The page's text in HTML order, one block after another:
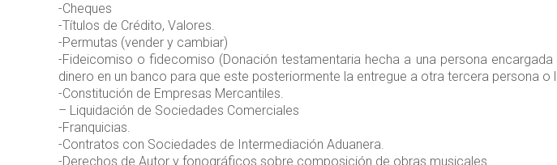
-Cheques
-Títulos de Crédito, Valores.
-Permutas (vender y cambiar)
-Fideicomiso o fidecomiso (Donación testamentaria hecha a una persona
dinero en un banco para que este posteriormente la entregue a otra tercera persona o
-Constitución de Empresas Mercantiles.
– Liquidación de Sociedades Comerciales
-Franquicias.
-Contratos con Sociedades de Intermediación Aduanera.
-Derechos de Autor y fonográficos sobre composición de obras musicales.